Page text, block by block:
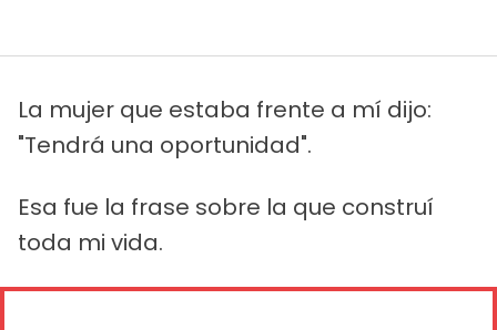
La mujer que estaba frente a mí dijo:
"Tendrá una oportunidad".
Esa fue la frase sobre la que construí
toda mi vida.